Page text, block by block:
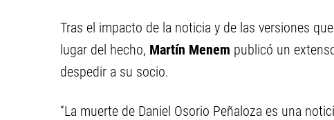
Tras el impacto de la noticia y de las versiones
lugar del hecho, Martín Menem publicó un
despedir a su socio.
“La muerte de Daniel Osorio Peñaloza es una